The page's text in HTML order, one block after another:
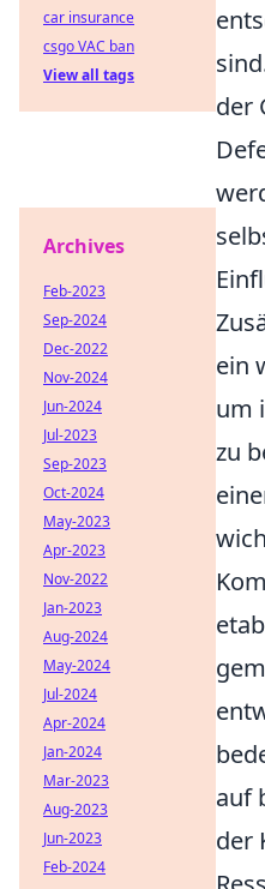
der
ein
um
zu
auf
der
car insurance
csgo VAC ban
View all tags
Archives
Feb-2023
Sep-2024
Dec-2022
Nov-2024
Jun-2024
Jul-2023
Sep-2023
Oct-2024
May-2023
Apr-2023
Nov-2022
Jan-2023
Aug-2024
May-2024
Jul-2024
Apr-2024
Jan-2024
Mar-2023
Aug-2023
Jun-2023
Feb-2024